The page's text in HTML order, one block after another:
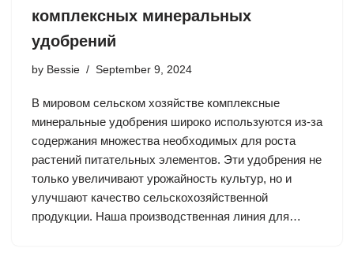
комплексных минеральных
удобрений
by Bessie September 9, 2024
В мировом сельском хозяйстве комплексные
минеральные удобрения широко используются из-за
содержания множества необходимых для роста
растений питательных элементов. Эти удобрения не
только увеличивают урожайность культур, но и
улучшают качество сельскохозяйственной
продукции. Наша производственная линия для…